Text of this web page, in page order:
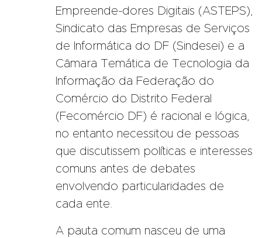
Empreende-dores Digitais (ASTEPS),
Sindicato das Empresas de Serviços
de Informática do DF (Sindesei) e a
Câmara Temática de Tecnologia da
Informação da Federação do
Comércio do Distrito Federal
(Fecomércio DF) é racional e lógica,
no entanto necessitou de pessoas
que discutissem políticas e interesses
comuns antes de debates
envolvendo particularidades de
cada ente.
A pauta comum nasceu de uma